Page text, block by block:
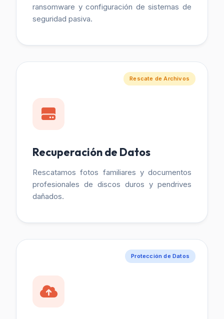
ransomware y configuración de sistemas de
seguridad pasiva.
Rescate de Archivos
Recuperación de Datos
Rescatamos fotos familiares y documentos
profesionales de discos duros y pendrives
dañados.
Protección de Datos